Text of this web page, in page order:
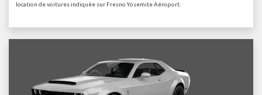
location de voitures indiquée sur Fresno Yosemite Aéroport.